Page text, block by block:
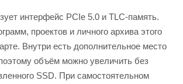
интерфейс PCIe 5.0 и TLC-память.
проектов и личного архива этого
Внутри есть дополнительное место
объём можно увеличить без
SSD. При самостоятельном